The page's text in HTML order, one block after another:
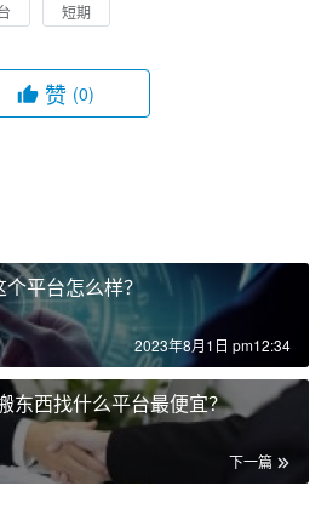
短期
赞 (0)
平台怎么样？
2023年8月1日 pm12:34
东西找什么平台最便宜？
下一篇